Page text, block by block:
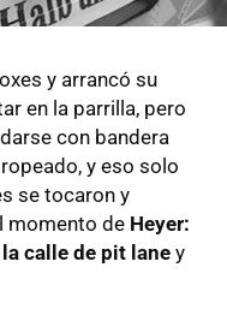
y arrancó su
en la parrilla, pero
con bandera
y eso solo
se tocaron y
momento de Heyer:
calle de pit lane y